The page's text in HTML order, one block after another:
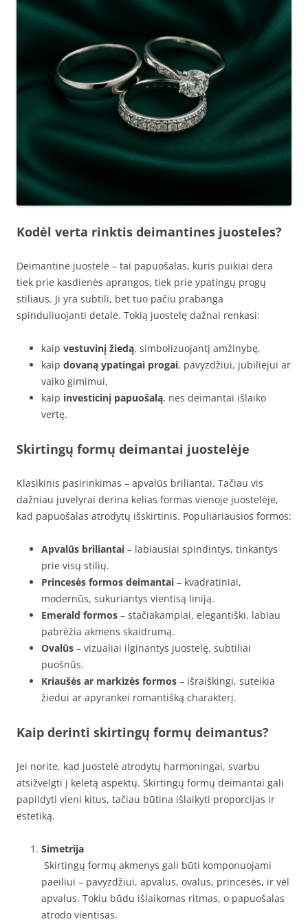
Kodėl verta rinktis deimantines juosteles?
Deimantinė juostelė – tai papuošalas, kuris puikiai dera
tiek prie kasdienės aprangos, tiek prie ypatingų progų
stiliaus. Ji yra subtili, bet tuo pačiu prabanga
spinduliuojanti detalė. Tokią juostelę dažnai renkasi:
kaip vestuvinį žiedą, simbolizuojantį amžinybę,
kaip dovaną ypatingai progai, pavyzdžiui, jubiliejui ar
vaiko gimimui,
kaip investicinį papuošalą, nes deimantai išlaiko
vertę.
Skirtingų formų deimantai juostelėje
Klasikinis pasirinkimas – apvalūs briliantai. Tačiau vis
dažniau juvelyrai derina kelias formas vienoje juostelėje,
kad papuošalas atrodytų išskirtinis. Populiariausios formos:
Apvalūs briliantai – labiausiai spindintys, tinkantys
prie visų stilių.
Princesės formos deimantai – kvadratiniai,
modernūs, sukuriantys vientisą liniją.
Emerald formos – stačiakampiai, elegantiški, labiau
pabrėžia akmens skaidrumą.
Ovalūs – vizualiai ilginantys juostelę, subtiliai
puošnūs.
Kriaušės ar markizės formos – išraiškingi, suteikia
žiedui ar apyrankei romantišką charakterį.
Kaip derinti skirtingų formų deimantus?
Jei norite, kad juostelė atrodytų harmoningai, svarbu
atsižvelgti į keletą aspektų. Skirtingų formų deimantai gali
papildyti vieni kitus, tačiau būtina išlaikyti proporcijas ir
estetiką.
Simetrija
Skirtingų formų akmenys gali būti komponuojami
paeiliui – pavyzdžiui, apvalus, ovalus, princesės, ir vėl
apvalus. Tokiu būdu išlaikomas ritmas, o papuošalas
atrodo vientisas.